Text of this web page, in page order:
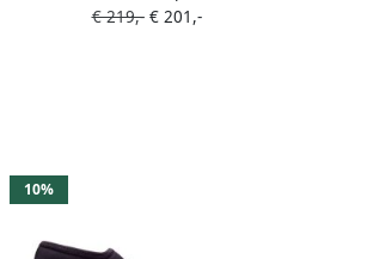
€ 219,-€ 201,-
10%